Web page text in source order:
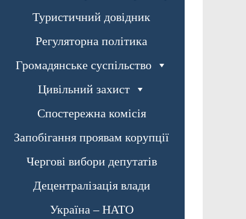
Туристичний довідник
Регуляторна політика
Громадянське суспільство
Цивільний захист
Спостережна комісія
Запобігання проявам корупції
Чергові вибори депутатів
Децентралізація влади
Україна – НАТО